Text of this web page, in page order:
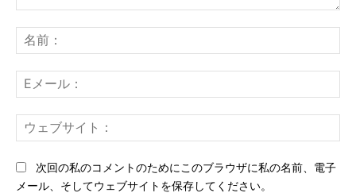
ン
ト：
前
メ
ー
ェ
次回の私のコメントのためにこのブラウザに私の名前、電子
メール、そしてウェブサイトを保存してください。